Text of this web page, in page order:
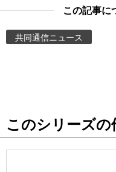
お知らせ
この記事に
共同通信ニュース
このシリーズの